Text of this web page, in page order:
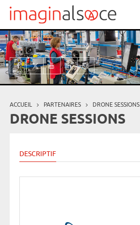
Aller au contenu principal
Vous êtes ici
ACCUEIL PARTENAIRES DRONE SESSIONS
DRONE SESSIONS
DESCRIPTIF
Panneau de gestion des cookies